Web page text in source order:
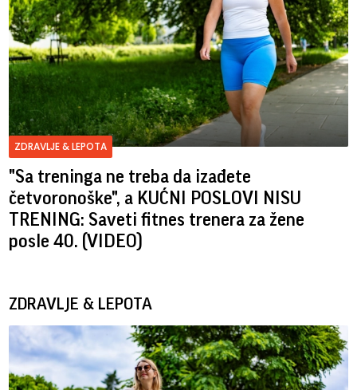
ZDRAVLJE & LEPOTA
"Sa treninga ne treba da izađete
četvoronoške", a KUĆNI POSLOVI NISU
TRENING: Saveti fitnes trenera za žene
posle 40. (VIDEO)
ZDRAVLJE & LEPOTA